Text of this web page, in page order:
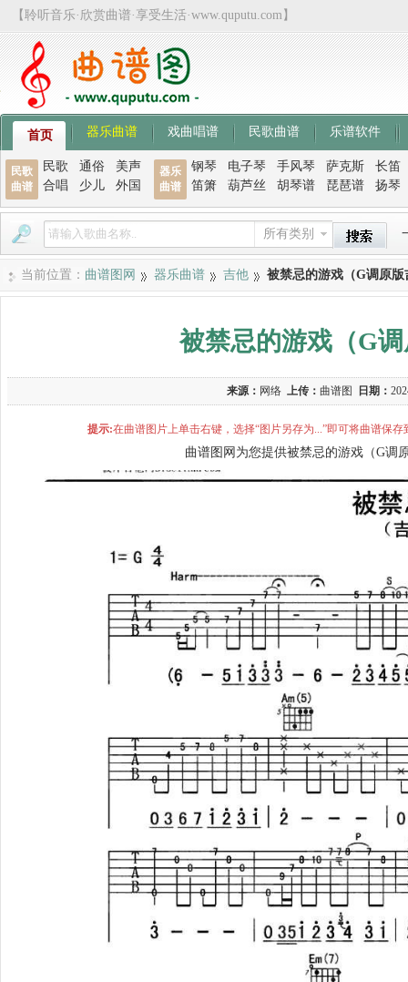
【聆听音乐·欣赏曲谱·享受生活·www.quputu.com】
首页 器乐曲谱 戏曲唱谱 民歌曲谱 乐谱软件
民歌
曲谱
民歌 通俗
美声
合唱
少儿 外国
器乐
曲谱
钢琴 电子琴 手风琴 萨克斯
长笛
笛箫
葫芦丝 胡琴谱 琵琶谱 扬琴
所有类别
当前位置： 曲谱图网 器乐曲谱 吉他 被禁忌的游戏（G调原
被禁忌的游戏（G
来源： 网络 上传： 曲谱图 日期：
提示:在曲谱图片上单击右键，选择“图片另存为...”即可将曲谱保
曲谱图网为您提供被禁忌的游戏（G调